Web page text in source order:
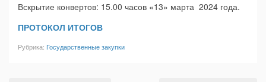
Вскрытие конвертов: 15.00 часов «13» марта 2024 года.
ПРОТОКОЛ ИТОГОВ
Рубрика: Государственные закупки